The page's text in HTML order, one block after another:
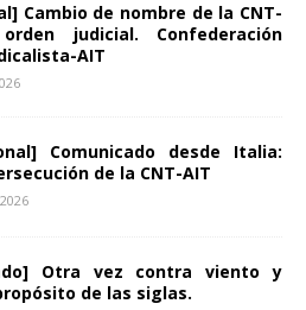
Cambio de nombre de la CNT-
judicial. Confederación
AIT
Comunicado desde Italia:
de la CNT-AIT
Otra vez contra viento y
de las siglas.